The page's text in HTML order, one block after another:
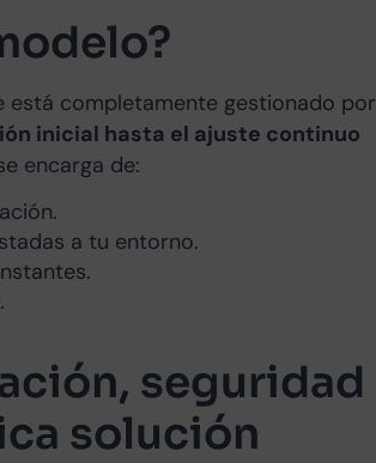
está completamente gestionado por
inicial hasta el ajuste continuo
encarga de:
a tu entorno.
seguridad
solución